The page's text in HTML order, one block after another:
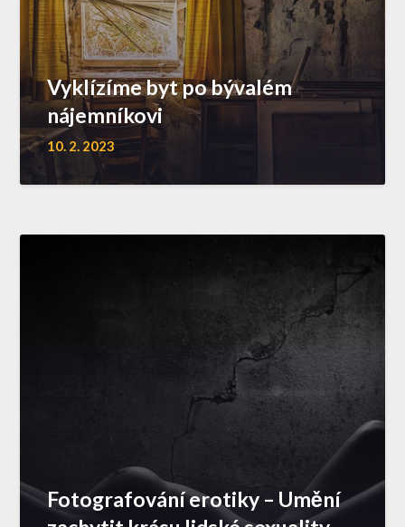
Vyklízíme byt po bývalém
nájemníkovi
10. 2. 2023
Fotografování erotiky – Umění